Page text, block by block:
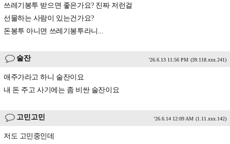
쓰레기봉투 받으면 좋은가요? 진짜 저런걸
선물하는 사람이 있는건가요?
돈봉투 아니면 쓰레기봉투라니...
술잔 '26.6.13 11:56 PM (39.118.xxx.241)
애주가라고 하니 술잔이요
내 돈 주고 사기에는 좀 비싼 술잔이요
고민고민 '26.6.14 12:09 AM (1.11.xxx.142)
저도 고민중인데